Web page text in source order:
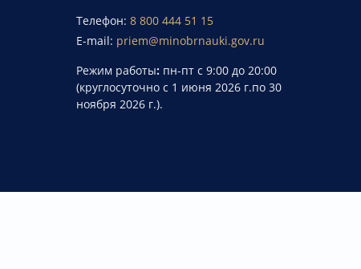
Телефон:8 800 444 51 15
E-mail: priem@minobrnauki.gov.ru
Режим работы: пн-пт с 9:00 до 20:00
(круглосуточно с 1 июня 2026 г.по 30
ноября 2026 г.).